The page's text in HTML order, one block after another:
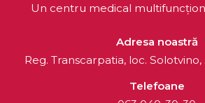
Un centru medical
Adresa noastră
Reg. Transcarpatia, loc. Solotvino,
Telefoane